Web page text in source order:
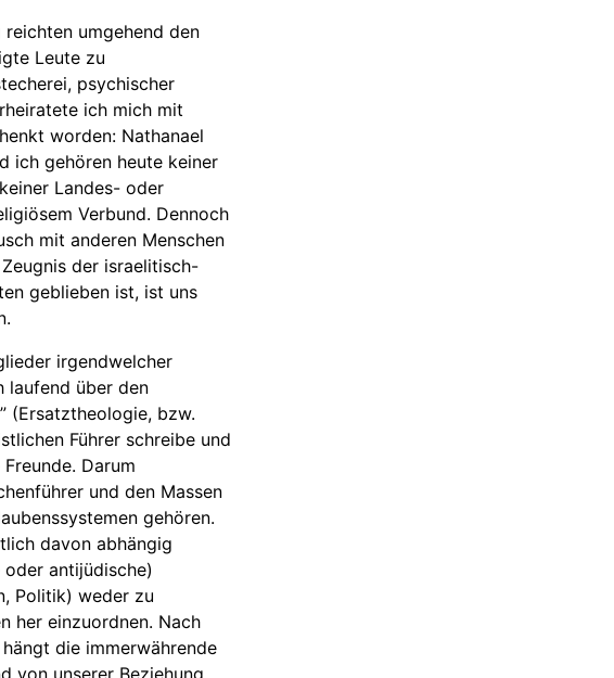
umgehend den
Leute zu
psychischer
ich mich mit
worden: Nathanael
ich gehören heute keiner
Landes- oder
Verbund. Dennoch
mit anderen Menschen
der israelitisch-
geblieben ist, ist uns
irgendwelcher
laufend über den
(Ersatztheologie, bzw.
Führer schreibe und
Darum
und den Massen
gehören.
davon abhängig
antijüdische)
Politik) weder zu
her einzuordnen. Nach
die immerwährende
von unserer Beziehung